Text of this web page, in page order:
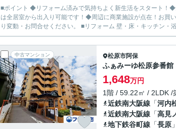
■ポイント ◆リフォーム済みで気持ちよく新生活をスタート
は全居室から出入り可能です！◆周辺に商業施設が点在！お買
り変動・お問合せください。 ■リフォーム 壁・床・キッチン・
中古マンション 松原市阿保
ふぁみーゆ松原参番館
1,648万円
1階 / 59.22㎡ / 2LDK /
近鉄南大阪線 「河内
近鉄南大阪線 「高見
地下鉄谷町線 「長原